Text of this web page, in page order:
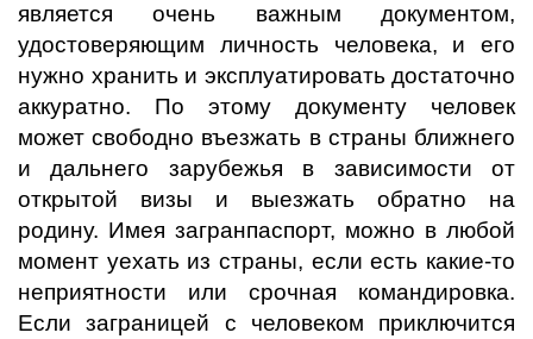
является очень важным документом,
удостоверяющим личность человека, и его
нужно хранить и эксплуатировать достаточно
аккуратно. По этому документу человек
может свободно въезжать в страны ближнего
и дальнего зарубежья в зависимости от
открытой визы и выезжать обратно на
родину. Имея загранпаспорт, можно в любой
момент уехать из страны, если есть какие-то
неприятности или срочная командировка.
Если заграницей с человеком приключится